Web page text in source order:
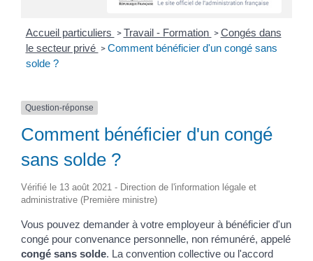
Accueil particuliers > Travail - Formation > Congés dans
le secteur privé > Comment bénéficier d'un congé sans
solde ?
Question-réponse
Comment bénéficier d'un congé
sans solde ?
Vérifié le 13 août 2021 - Direction de l'information légale et
administrative (Première ministre)
Vous pouvez demander à votre employeur à bénéficier d'un
congé pour convenance personnelle, non rémunéré, appelé
congé sans solde. La convention collective ou l'accord